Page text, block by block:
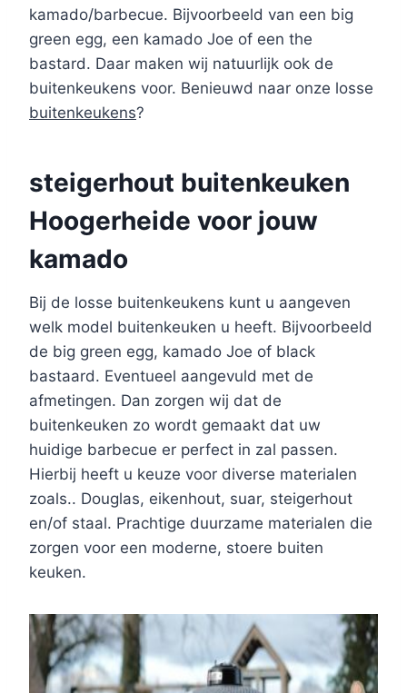
kamado/barbecue. Bijvoorbeeld van een big
green egg, een kamado Joe of een the
bastard. Daar maken wij natuurlijk ook de
buitenkeukens voor. Benieuwd naar onze losse
buitenkeukens?
steigerhout buitenkeuken
Hoogerheide voor jouw
kamado
Bij de losse buitenkeukens kunt u aangeven
welk model buitenkeuken u heeft. Bijvoorbeeld
de big green egg, kamado Joe of black
bastaard. Eventueel aangevuld met de
afmetingen. Dan zorgen wij dat de
buitenkeuken zo wordt gemaakt dat uw
huidige barbecue er perfect in zal passen.
Hierbij heeft u keuze voor diverse materialen
zoals.. Douglas, eikenhout, suar, steigerhout
en/of staal. Prachtige duurzame materialen die
zorgen voor een moderne, stoere buiten
keuken.